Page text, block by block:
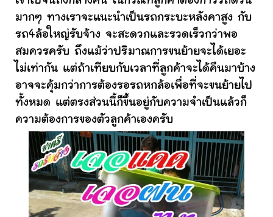
มากๆ ทางเราจะแนะนำเป็นรถกระบะหลังคาสูง กับ
รถ4ล้อใหญ่รับจ้าง จะสะดวกและรวดเร็วกว่าพอ
สมควรครับ ถึงแม้ว่าปริมาณการขนย้ายจะได้เยอะ
ไม่เท่ากัน แต่ถ้าเทียบกับเวลาที่ลูกค้าจะได้คืนมาบ้าง
อาจจะคุ้มกว่าการต้องรอรถหกล้อเพื่อที่จะขนย้ายไป
ทั้งหมด แต่ตรงส่วนนี้ก็ขึ้นอยู่กับความจำเป็นแล้วก็
ความต้องการของตัวลูกค้าเองครับ